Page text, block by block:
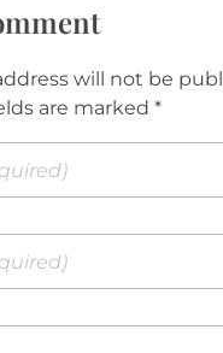
will not be
are marked *